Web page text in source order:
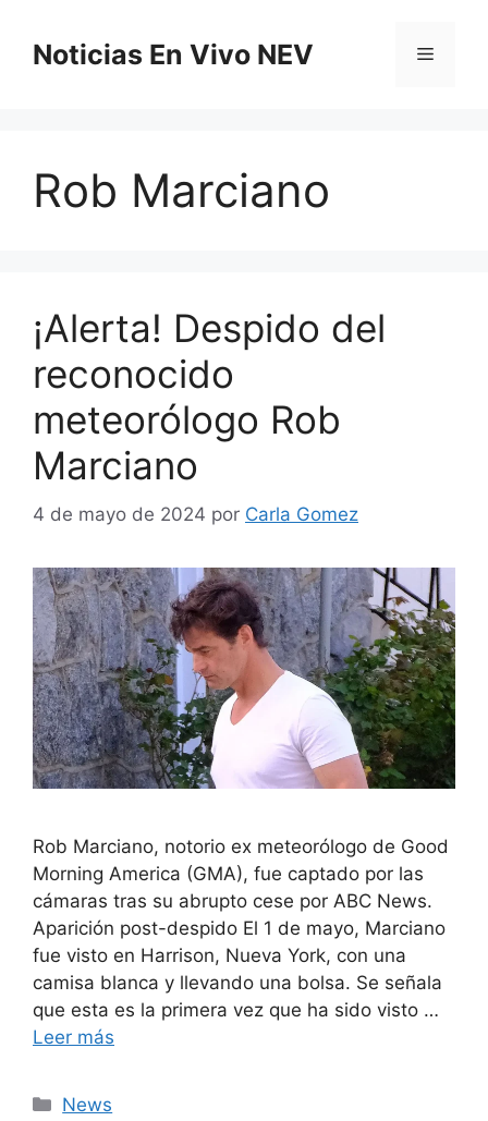
contenido
Noticias En Vivo NEV Menú
Rob Marciano
¡Alerta! Despido del
reconocido
meteorólogo Rob
Marciano
4 de mayo de 2024 por Carla Gomez
Rob Marciano, notorio ex meteorólogo de Good
Morning America (GMA), fue captado por las
cámaras tras su abrupto cese por ABC News.
Aparición post-despido El 1 de mayo, Marciano
fue visto en Harrison, Nueva York, con una
camisa blanca y llevando una bolsa. Se señala
que esta es la primera vez que ha sido visto …
Leer más
Categorías
News